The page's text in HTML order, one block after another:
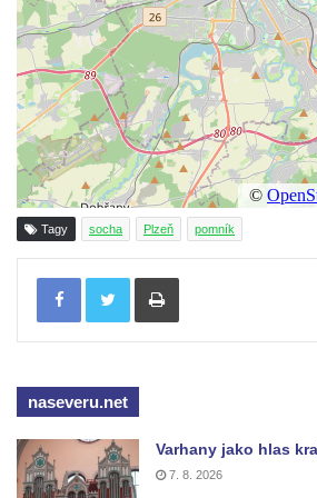
Socha Faun s medvíďaty v ZOO
Socha divokého prasete před vstupem
ZOO Dresden
Socha světce severně od Lužce nad
Vltavou
Pamětní kámen revitalizace Vltavy
– Hořín u Lužce nad Vltavou
Strom svobody a památník 100 let
Boží muka v parku před domem čp. 17 v
Hrobčic
Mirošovicích
Tagy socha Plzeň pomník
Tisknout
naseveru.net
Varhany jako hlas
7. 8. 2026